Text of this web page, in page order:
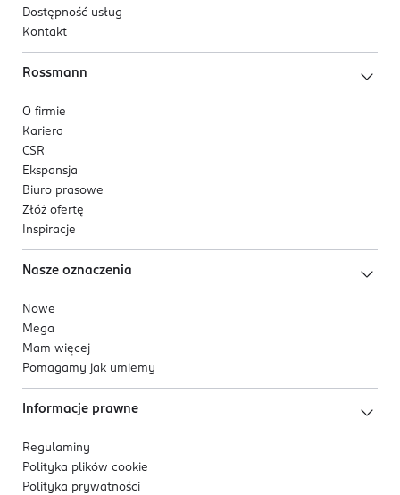
Dostępność usług
Kontakt
Rossmann
O firmie
Kariera
CSR
Ekspansja
Biuro prasowe
Złóż ofertę
Inspiracje
Nasze oznaczenia
Nowe
Mega
Mam więcej
Pomagamy jak umiemy
Informacje prawne
Regulaminy
Polityka plików cookie
Polityka prywatności